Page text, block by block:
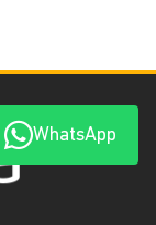
WhatsApp